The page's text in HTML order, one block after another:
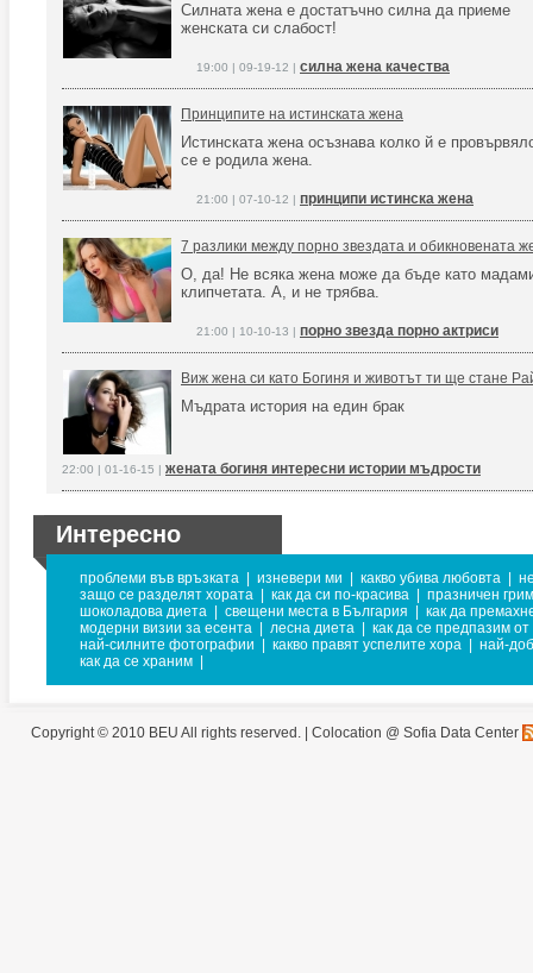
Силната жена е достатъчно силна да приеме
женската си слабост!
19:00 | 09-19-12 | силна жена качества
Принципите на истинската жена
Истинската жена осъзнава колко й е
се е родила жена.
21:00 | 07-10-12 | принципи истинска жена
7 разлики между порно звездата и обикновената
О, да! Не всяка жена може да бъде като
клипчетата. А, и не трябва.
21:00 | 10-10-13 | порно звезда порно актриси
Виж жена си като Богиня и животът ти ще стане
Мъдрата история на един брак
22:00 | 01-16-15 | жената богиня интересни истории мъдрости
Интересно
проблеми във връзката изневери ми какво убива любовта
защо се разделят хората
как да си по-красива
празничен грим
шоколадова диета
свещени места в България
как да
модерни визии за есента
лесна диета
как да се предпазим от
най-силните фотографии
какво правят успелите хора
най-
как да се храним
Copyright © 2010 BEU All rights reserved. | Colocation @ Sofia Data Center